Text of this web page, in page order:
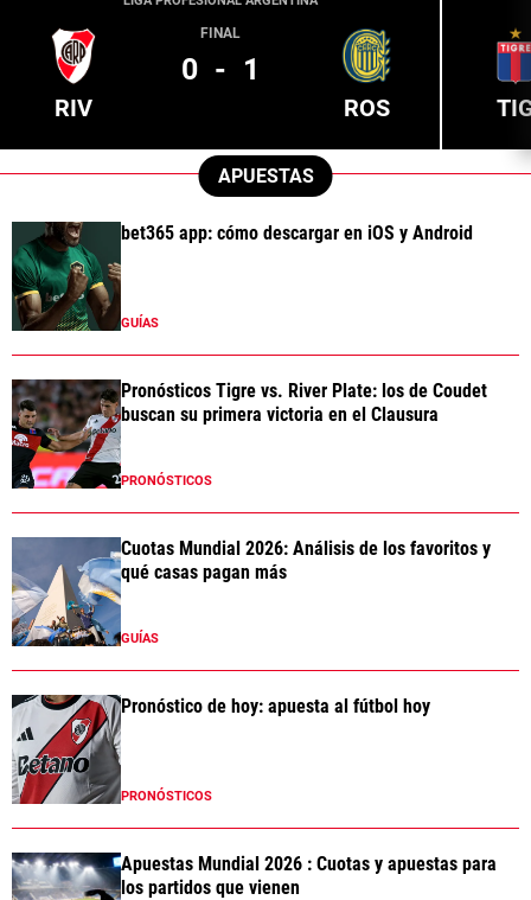
RIV
FINAL
0 - 1
ROS
APUESTAS
bet365 app: cómo descargar en iOS y Android
GUÍAS
Pronósticos Tigre vs. River Plate: los de Coudet
buscan su primera victoria en el Clausura
PRONÓSTICOS
Cuotas Mundial 2026: Análisis de los favoritos y
qué casas pagan más
GUÍAS
Pronóstico de hoy: apuesta al fútbol hoy
PRONÓSTICOS
Apuestas Mundial 2026 : Cuotas y apuestas para
los partidos que vienen